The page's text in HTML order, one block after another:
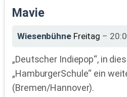
Mavie
Wiesenbühne Freitag –
„Deutscher Indiepop“, in
„HamburgerSchule“ ein
(Bremen/Hannover).